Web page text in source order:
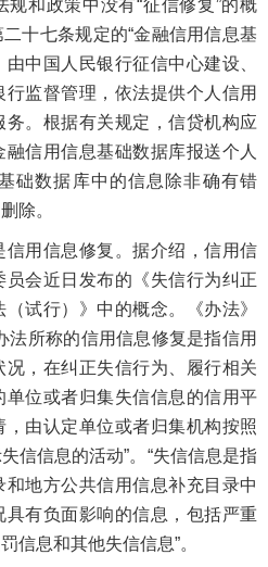
和政策中没有“征信修复”的概
十七条规定的“金融信用信息基
由中国人民银行征信中心建设、
监督管理，依法提供个人信用
。根据有关规定，信贷机构应
信用信息基础数据库报送个人
础数据库中的信息除非确有错
除。
用信息修复。据介绍，信用信
会近日发布的《失信行为纠正
试行）》中的概念。《办法》
法所称的信用信息修复是指信用
，在纠正失信行为、履行相关
单位或者归集失信信息的信用平
由认定单位或者归集机构按照
信信息的活动”。“失信信息是指
地方公共信用信息补充目录中
具有负面影响的信息，包括严重
信息和其他失信信息”。